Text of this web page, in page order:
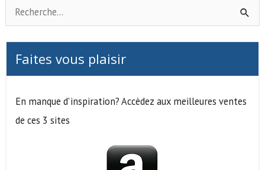
e
c
Faites vous plaisir
En manque d'inspiration? Accèdez aux meilleures ventes
de ces 3 sites